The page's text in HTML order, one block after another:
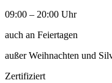
09:00 – 20:00 Uhr
auch an Feiertagen
außer Weihnachten und
Zertifiziert